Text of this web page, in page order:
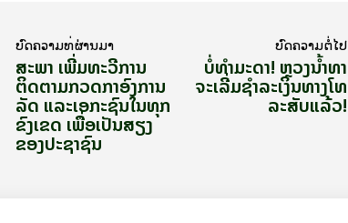
ບົດ​ຄວາມ​ທີ່​ຜ່ານ​ມາ
ສະພາ ເພີ່ມທະວີການ
ຕິດຕາມກວດກາອົງ​ການ​
ລັດ ແລະ​ເອ​ກະ​ຊົນໃນທຸກ
ຂົງເຂດ ເພື່ອ​ເປັນ​ສຽງ​
ຂອງ​ປະ​ຊາ​ຊົນ
ບົດ​ຄວາມ​ຕໍ່​ໄປ
ບໍ່​ທຳ​ມະ​ດາ! ຫຼວງ​ນ້ຳ​ທາ
ຈະ​ເລີ່ມ​ຊຳ​ລະ​ເງິນ​ທາງ​ໂທ​
ລະ​ສັບແລ້ວ!